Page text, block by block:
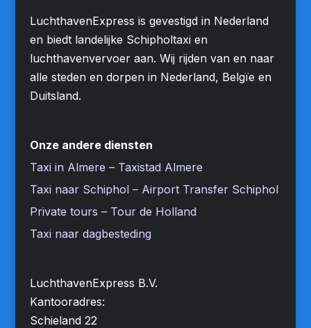
LuchthavenExpress is gevestigd in Nederland
en biedt landelijke Schipholtaxi en
luchthavenvervoer aan. Wij rijden van en naar
alle steden en dorpen in Nederland, Belgïe en
Duitsland.
Onze andere diensten
Taxi in Almere – Taxistad Almere
Taxi naar Schiphol – Airport Transfer Schiphol
Private tours – Tour de Holland
Taxi naar dagbesteding
LuchthavenExpress B.V.
Kantooradres:
Schieland 22